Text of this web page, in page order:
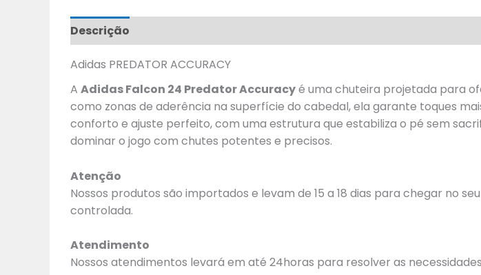
Descrição
Adidas PREDATOR ACCURACY
A Adidas Falcon 24 Predator Accuracyé uma chuteira projetada para
como zonas de aderência na superfície do cabedal, ela garante toques
conforto e ajuste perfeito, com uma estrutura que estabiliza o pé sem
dominar o jogo com chutes potentes e precisos.
Atenção
Nossos produtos são importados e levam de 15 a 18 dias para chegar no
controlada.
Atendimento
Nossos atendimentos levará em até 24horas para resolver as